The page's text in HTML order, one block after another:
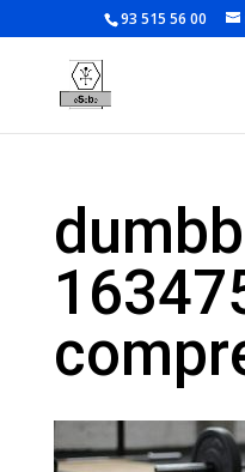
93 515 56 00